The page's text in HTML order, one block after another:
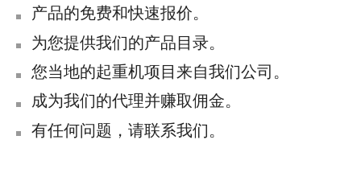
产品的免费和快速报价。
为您提供我们的产品目录。
您当地的起重机项目来自我们公司。
成为我们的代理并赚取佣金。
有任何问题，请联系我们。